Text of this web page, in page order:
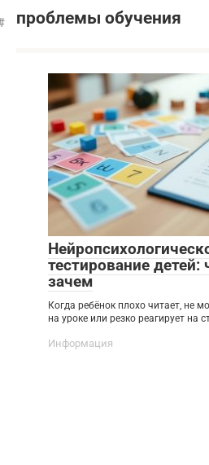
проблемы обучения
тестирование детей:
зачем
Когда ребёнок плохо читает, не
на уроке или резко реагирует на
Информация